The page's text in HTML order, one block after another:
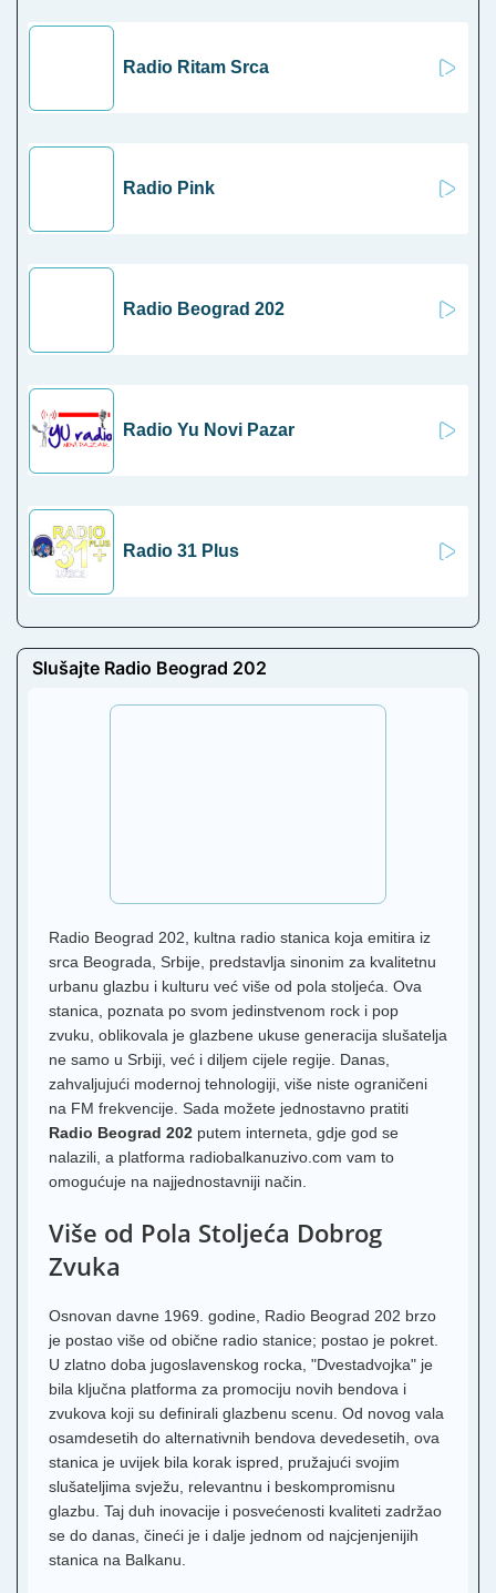
Radio Ritam Srca
Radio Pink
Radio Beograd 202
Radio Yu Novi Pazar
Radio 31 Plus
Slušajte Radio Beograd 202
Radio Beograd 202, kultna radio stanica koja emitira iz
srca Beograda, Srbije, predstavlja sinonim za kvalitetnu
urbanu glazbu i kulturu već više od pola stoljeća. Ova
stanica, poznata po svom jedinstvenom rock i pop
zvuku, oblikovala je glazbene ukuse generacija slušatelja
ne samo u Srbiji, već i diljem cijele regije. Danas,
zahvaljujući modernoj tehnologiji, više niste ograničeni
na FM frekvencije. Sada možete jednostavno pratiti
Radio Beograd 202 putem interneta, gdje god se
nalazili, a platforma radiobalkanuzivo.com vam to
omogućuje na najjednostavniji način.
Više od Pola Stoljeća Dobrog
Zvuka
Osnovan davne 1969. godine, Radio Beograd 202 brzo
je postao više od obične radio stanice; postao je pokret.
U zlatno doba jugoslavenskog rocka, "Dvestadvojka" je
bila ključna platforma za promociju novih bendova i
zvukova koji su definirali glazbenu scenu. Od novog vala
osamdesetih do alternativnih bendova devedesetih, ova
stanica je uvijek bila korak ispred, pružajući svojim
slušateljima svježu, relevantnu i beskompromisnu
glazbu. Taj duh inovacije i posvećenosti kvaliteti zadržao
se do danas, čineći je i dalje jednom od najcjenjenijih
stanica na Balkanu.